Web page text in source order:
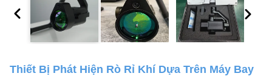
Thiết Bị Phát Hiện Rò Rỉ Khí Dựa Trên Máy Bay